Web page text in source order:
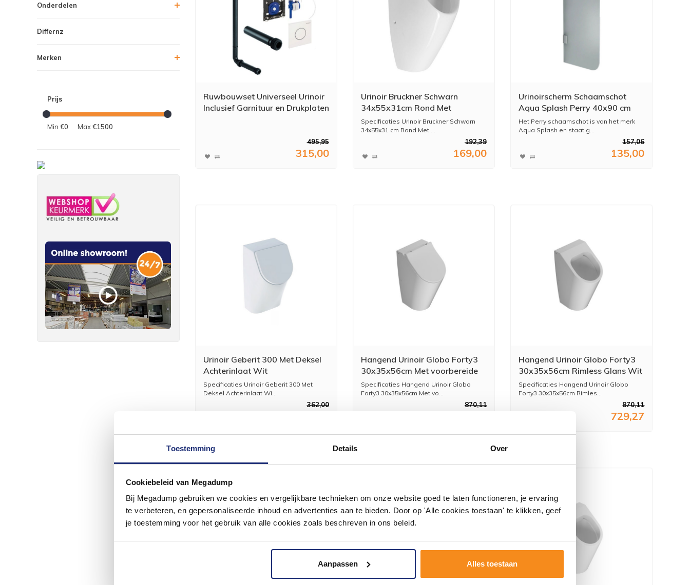
Toestemming Details Over
Cookiebeleid van Megadump
Bij Megadump gebruiken we cookies en vergelijkbare technieken om onze website goed te laten functioneren, je ervaring
te verbeteren, en gepersonaliseerde inhoud en advertenties aan te bieden. Door op 'Alle cookies toestaan' te klikken, geef
je toestemming voor het gebruik van alle cookies zoals beschreven in ons beleid.
Aanpassen Alles toestaan
Onderdelen
Differnz
Merken
Prijs
Min €0 Max€1500
Ruwbouwset Universeel Urinoir
Inclusief Garnituur en Drukplaten
495,95
315,00
Urinoir Bruckner Schwarn
34x55x31cm Rond Met
Achterinlaat Wit
Specificaties Urinoir Bruckner Schwarn
34x55x31 cm Rond Met ...
192,39
169,00
Urinoirscherm Schaamschot
Aqua Splash Perry 40x90 cm
Melkglas Wit
Het Perry schaamschot is van het merk
Aqua Splash en staat g...
157,06
135,00
Urinoir Geberit 300 Met Deksel
Achterinlaat Wit
Specificaties Urinoir Geberit 300 Met
Deksel Achterinlaat Wi...
362,00
Hangend Urinoir Globo Forty3
30x35x56cm Met voorbereide
Gaten Glans Wit
Specificaties Hangend Urinoir Globo
Forty3 30x35x56cm Met vo...
870,11
Hangend Urinoir Globo Forty3
30x35x56cm Rimless Glans Wit
Specificaties Hangend Urinoir Globo
Forty3 30x35x56cm Rimles...
870,11
729,27